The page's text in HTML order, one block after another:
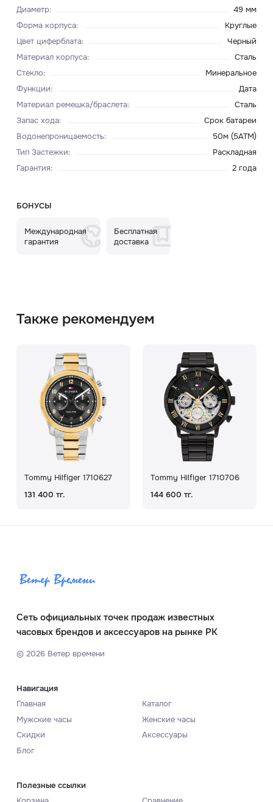
Диаметр:
49 мм
Форма корпуса:
Круглые
Цвет циферблата:
Черный
Материал корпуса:
Сталь
Стекло:
Минеральное
Функции:
Дата
Материал ремешка/браслета:
Сталь
Запас хода:
Срок батареи
Водонепроницаемость:
50м (5ATM)
Тип Застежки:
Раскладная
Гарантия: 2 года
БОНУСЫ
Международная
гарантия
Бесплатная
доставка
Также рекомендуем
Tommy Hilfiger 1710627
131 400 тг.
Tommy Hilfiger 1710706
144 600 тг.
Сеть официальных точек продаж известных
часовых брендов и аксессуаров на рынке РК
© 2026Ветер времени
Навигация
Главная
Каталог
Мужские часы
Женские часы
Скидки
Аксессуары
Блог
Полезные ссылки